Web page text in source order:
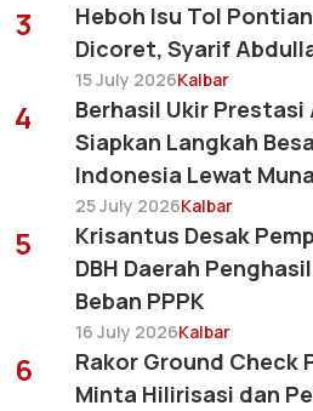
3
Heboh Isu Tol
Dicoret, Syarif
15 July 2026Kalbar
4
Berhasil Ukir Prestasi
Siapkan Langkah
Indonesia Lewat
25 July 2026Kalbar
5
Krisantus Desak
DBH Daerah
Beban PPPK
16 July 2026Kalbar
6
Rakor Ground Check
Minta Hilirisasi dan